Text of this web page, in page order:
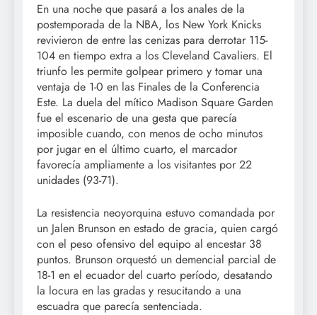
En una noche que pasará a los anales de la
postemporada de la NBA, los New York Knicks
revivieron de entre las cenizas para derrotar 115-
104 en tiempo extra a los Cleveland Cavaliers. El
triunfo les permite golpear primero y tomar una
ventaja de 1-0 en las Finales de la Conferencia
Este. La duela del mítico Madison Square Garden
fue el escenario de una gesta que parecía
imposible cuando, con menos de ocho minutos
por jugar en el último cuarto, el marcador
favorecía ampliamente a los visitantes por 22
unidades (93-71).
La resistencia neoyorquina estuvo comandada por
un Jalen Brunson en estado de gracia, quien cargó
con el peso ofensivo del equipo al encestar 38
puntos. Brunson orquestó un demencial parcial de
18-1 en el ecuador del cuarto período, desatando
la locura en las gradas y resucitando a una
escuadra que parecía sentenciada.